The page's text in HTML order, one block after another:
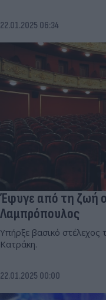
22.01.2025 06:34
Έφυγε από τη ζωή
Λαμπρόπουλος
Υπήρξε βασικό
Κατράκη.
22.01.2025 00:00